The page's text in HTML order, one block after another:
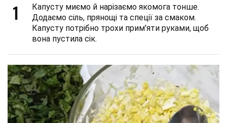
1
Капусту миємо й нарізаємо якомога тонше.
Додаємо сіль, прянощі та спеції за смаком.
Капусту потрібно трохи прим'яти руками, щоб
вона пустила сік.